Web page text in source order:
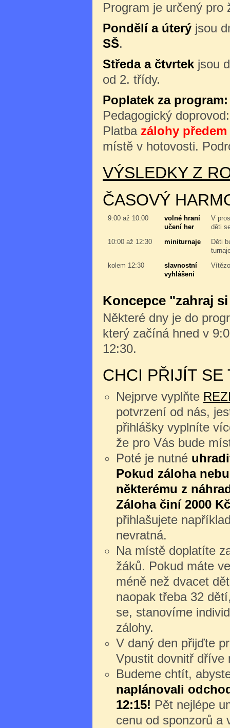
Program je určený pro
Pondělí a úterý jsou
SŠ.
Středa a čtvrtek jsou
od 2. třídy.
Poplatek za program:
Pedagogický
Platba zálohy
místě v hotovosti.
VÝSLEDKY Z
ČASOVÝ
9:00 až 10:00
volné hraní
učení her
V
děti
10:00 až 12:30
miniturnaje
Děti
kolem 12:30
slavnostní
vyhlášení
Koncepce "zahraj
Některé dny je do
který začíná hned v
12:30.
CHCI PŘIJÍT SE
Nejprve vyplňte
potvrzení od nás,
přihlášky vyplníte
že pro Vás bude
Poté je nutné
Pokud záloha
některému z
Záloha činí 2000
přihlašujete
nevratná.
Na místě doplatíte
žáků. Pokud máte
méně než dvacet
naopak třeba 32
se, stanovíme
zálohy.
V daný den přijďte
Vpustit dovnitř dříve
Budeme chtít,
naplánovali
12:15! Pět nejlépe
cenu od sponzorů a